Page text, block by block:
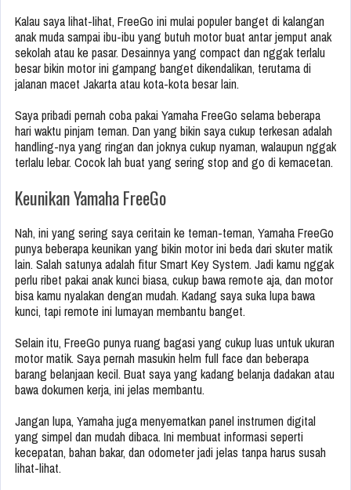
Kalau saya lihat-lihat, FreeGo ini mulai populer banget di kalangan
anak muda sampai ibu-ibu yang butuh motor buat antar jemput anak
sekolah atau ke pasar. Desainnya yang compact dan nggak terlalu
besar bikin motor ini gampang banget dikendalikan, terutama di
jalanan macet Jakarta atau kota-kota besar lain.
Saya pribadi pernah coba pakai Yamaha FreeGo selama beberapa
hari waktu pinjam teman. Dan yang bikin saya cukup terkesan adalah
handling-nya yang ringan dan joknya cukup nyaman, walaupun nggak
terlalu lebar. Cocok lah buat yang sering stop and go di kemacetan.
Keunikan Yamaha FreeGo
Nah, ini yang sering saya ceritain ke teman-teman, Yamaha FreeGo
punya beberapa keunikan yang bikin motor ini beda dari skuter matik
lain. Salah satunya adalah fitur Smart Key System. Jadi kamu nggak
perlu ribet pakai anak kunci biasa, cukup bawa remote aja, dan motor
bisa kamu nyalakan dengan mudah. Kadang saya suka lupa bawa
kunci, tapi remote ini lumayan membantu banget.
Selain itu, FreeGo punya ruang bagasi yang cukup luas untuk ukuran
motor matik. Saya pernah masukin helm full face dan beberapa
barang belanjaan kecil. Buat saya yang kadang belanja dadakan atau
bawa dokumen kerja, ini jelas membantu.
Jangan lupa, Yamaha juga menyematkan panel instrumen digital
yang simpel dan mudah dibaca. Ini membuat informasi seperti
kecepatan, bahan bakar, dan odometer jadi jelas tanpa harus susah
lihat-lihat.